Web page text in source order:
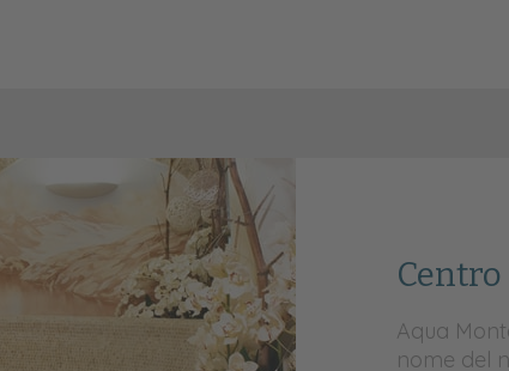
Aqua
nome del